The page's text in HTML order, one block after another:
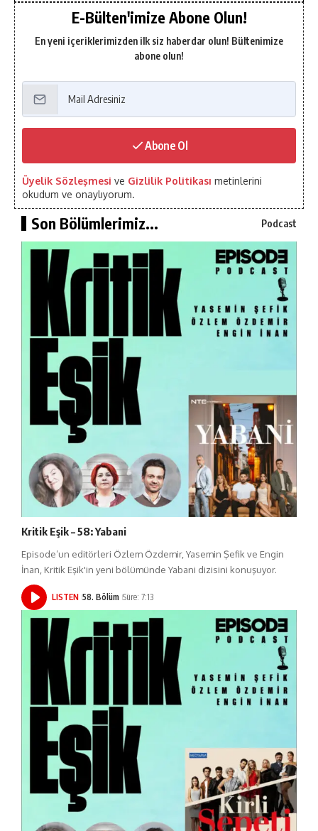
E-Bülten'imize Abone Olun!
En yeni içeriklerimizden ilk siz haberdar olun! Bültenimize
abone olun!
Abone Ol
Üyelik Sözleşmesi ve Gizlilik Politikası metinlerini
okudum ve onaylıyorum.
Son Bölümlerimiz... Podcast
Kritik Eşik – 58: Yabani
Episode’un editörleri Özlem Özdemir, Yasemin Şefik ve Engin
İnan, Kritik Eşik'in yeni bölümünde Yabani dizisini konuşuyor.
LISTEN 58. Bölüm Süre: 7:13